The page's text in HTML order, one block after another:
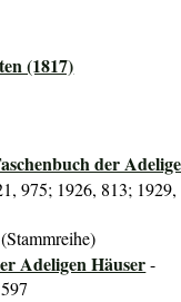
(1817)
der
975; 1926, 813; 1929,
Adeligen Häuser-